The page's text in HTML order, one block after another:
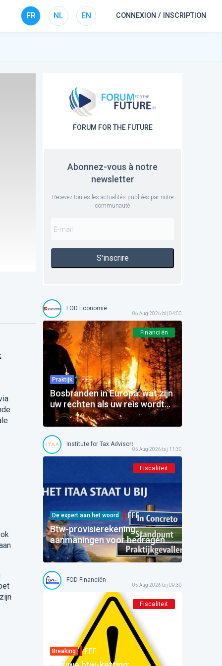
FR NL EN CONNEXION / INSCRIPTION
FORUM FOR THE FUTURE
Abonnez-vous à notre
newsletter
Recevez toutes les actualités publiées par notre
communauté
S'inscrire
FOD Economie
06 Aug 2026 bij 04:00
Financiën
Praktijk F.F.F.
Bosbranden in Europa: wat zijn
uw rechten als uw reis wordt
beïnvloed?
Institute for Tax Advisors and Accountants
05 Aug 2026 bij 11:30
Fiscaliteit
De expert aan het woord F.F.F.
Btw-provisierekening:
aanmaningen voor bedragen
die al betaald zijn
FOD Financiën
05 Aug 2026 bij 09:30
Fiscaliteit
Breaking F.F.F.